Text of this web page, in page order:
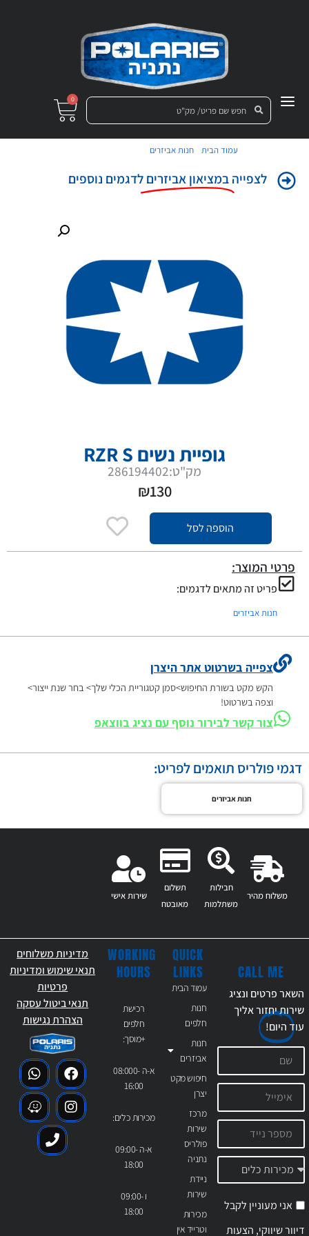
0
עמוד הבית חנות אביזרים
לצפייהבמציאון אביזרים לדגמים נוספים
גופיית נשים RZR S
מק"ט:286194402
₪130
הוספה לסל
פרטי המוצר:
פריט זה מתאים לדגמים:
חנות אביזרים
צפייה בשרטוט אתר היצרן
הקש מקט בשורת החיפוש>סמן קטגוריית הכלי שלך> בחר שנת ייצור>
וצפה בשרטוט!
צור קשר לבירור נוסף עם נציג בווצאפ
דגמי פולריס תואמים לפריט:
חנות אביזרים
משלוח מהיר
חבילות
משתלמות
תשלום
מאובטח
שירות אישי
QUICK
LINKS
עמוד הבית
חנות
חלפים
חנות
אביזרים
חיפוש מקט
יצרן
מרכז
שירות
פולריס
נתניה
ניידת
שירות
מכירות
וטרייד אין
WORKING
HOURS
רכישת
חלפים
+מוסך:
א-ה 08:000-
16:00
מכירות כלים:
א-ה 09:00-
18:00
ו 09:00-
18:00
CALL ME
השאר פרטים ונציג
שירות יחזור אליך
עודהיום!
אני מעוניין לקבל
דיוור שיווקי, הצעות
מדיניות משלוחים
תנאי שימוש ומדיניות
פרטיות
תנאי ביטול עסקה
הצהרת נגישות